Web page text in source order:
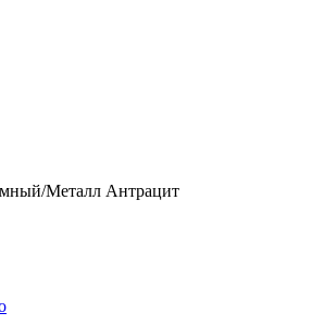
Металл Антрацит